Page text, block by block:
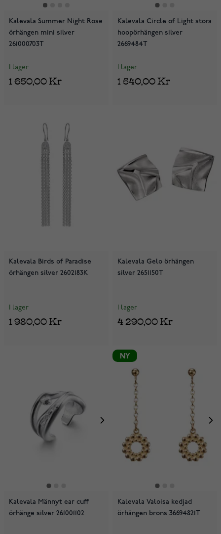
Kalevala Summer Night Rose
örhängen mini silver
261000703T
I lager
1 650,00 Kr
Kalevala Circle of Light stora
hoopörhängen silver
2669484T
I lager
1 540,00 Kr
Kalevala Birds of Paradise
örhängen silver 2602183K
I lager
1 980,00 Kr
Kalevala Gelo örhängen
silver 2651150T
I lager
4 290,00 Kr
Kalevala Männyt ear cuff
örhänge silver 261001102
NY
Kalevala Valoisa kedjad
örhängen brons 36694821T